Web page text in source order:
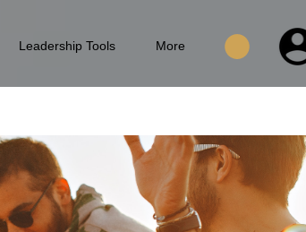
Leadership Tools More